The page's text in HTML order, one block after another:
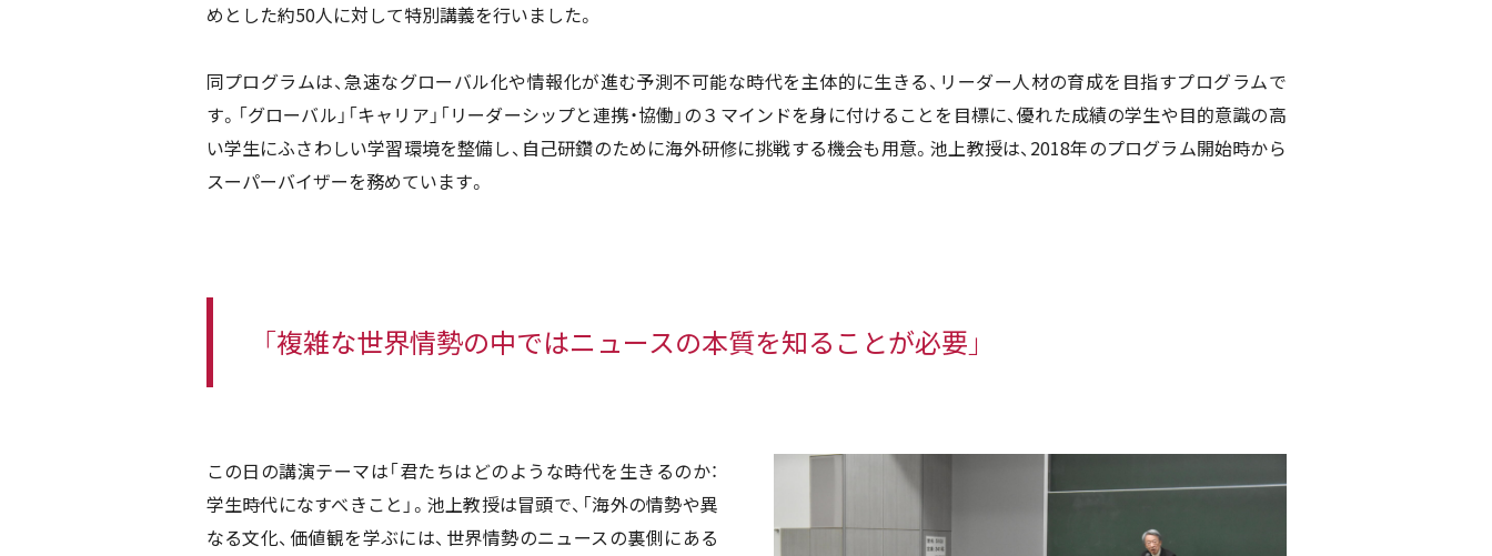
めとした約50人に対して特別講義を行いました。
同プログラムは、急速なグローバル化や情報化が進む予測不可能な時代を主体的に生きる、リーダー人材の育成を目指すプログラムで
す。「グローバル」「キャリア」「リーダーシップと連携・協働」の３マインドを身に付けることを目標に、優れた成績の学生や目的意識の高
い学生にふさわしい学習環境を整備し、自己研鑽のために海外研修に挑戦する機会も用意。池上教授は、 2018年のプログラム開始時から
スーパーバイザーを務めています。
「複雑な世界情勢の中ではニュースの本質を知ることが必要」
この日の講演テーマは「君たちはどのような時代を生きるのか：
学生時代になすべきこと」。池上教授は冒頭で、「海外の情勢や異
なる文化、価値観を学ぶには、世界情勢のニュースの裏側にある